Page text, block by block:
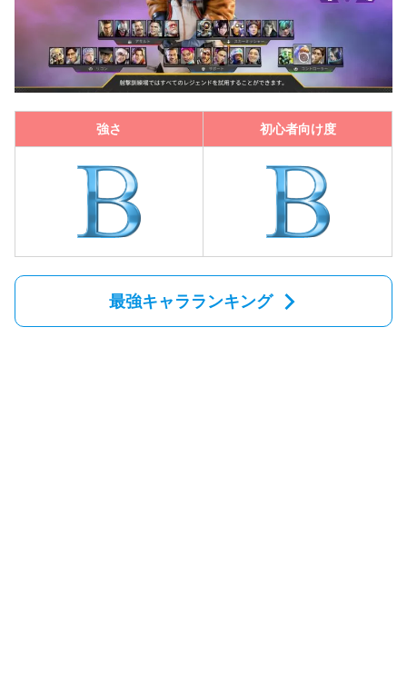
強さ 初心者向け度
最強キャラランキング